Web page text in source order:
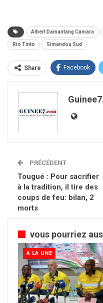
Albert Damantang Camara
Rio Tinto Simandou Sud
Share Facebook
PRÉCÉDENT
Tougué : Pour sacrifier
à la tradition, il tire des
coups de feu: bilan, 2
morts
vous pourriez
A LA UNE